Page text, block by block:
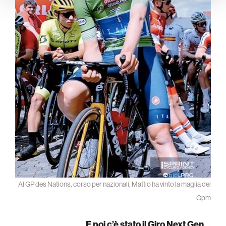
Al GP des Nations, corso per nazionali, Mattio ha vinto la maglia dei
Gpm